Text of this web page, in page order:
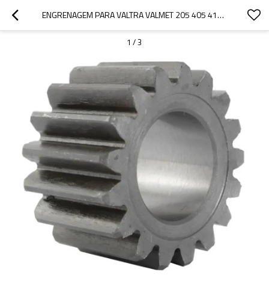
ENGRENAGEM PARA VALTRA VALMET 205 405 415 415M 411DS 565 600 665 81293500-PAIRGEARS
1 /3